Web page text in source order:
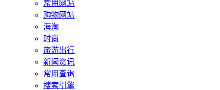
常用网站
购物网站
海淘
时尚
旅游出行
新闻资讯
常用查询
搜索引擎